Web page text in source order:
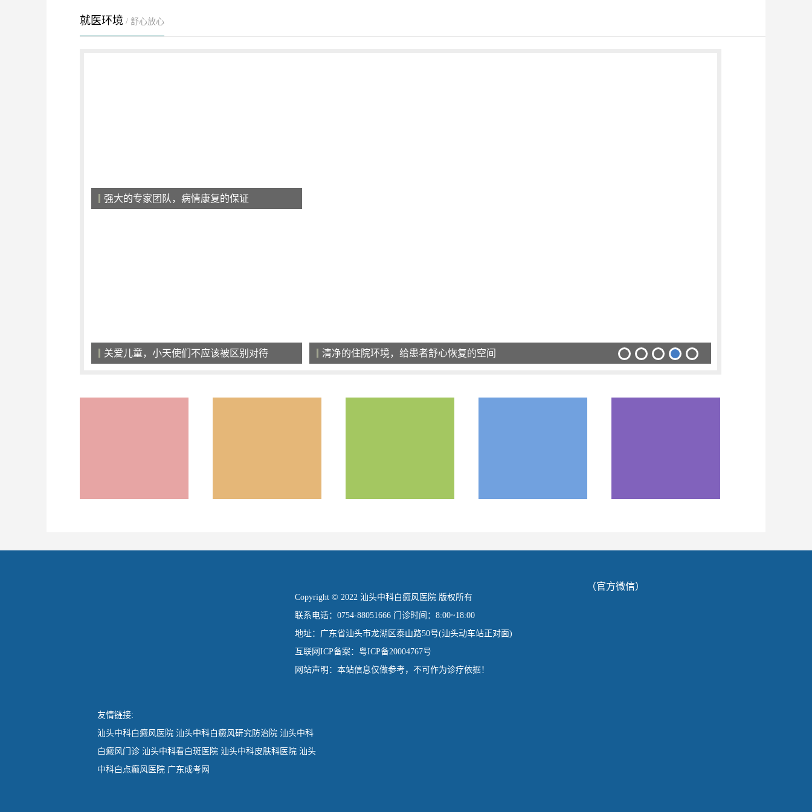
就医环境 / 舒心放心
获中外荣誉，专业祛白实力认证
看得见的疗效，患者口碑相传 汇聚专业团队，疾病治疗的有力支撑
Copyright © 2022 汕头中科白癜风医院 版权所有
联系电话：0754-88051666 门诊时间：8:00~18:00
地址：广东省汕头市龙湖区泰山路50号(汕头动车站正对面)
互联网ICP备案：粤ICP备20004767号
网站声明：本站信息仅做参考，不可作为诊疗依据！
（官方微信）
友情链接:
汕头中科白癜风医院 汕头中科白癜风研究防治院 汕头中科
白癜风门诊 汕头中科看白斑医院 汕头中科皮肤科医院 汕头
中科白点癫风医院 广东成考网